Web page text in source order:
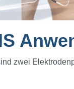
zwei